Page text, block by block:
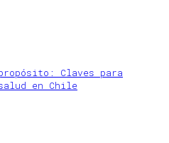
Claves para
en Chile